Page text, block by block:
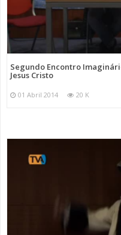
Segundo Encontro
Jesus Cristo
01 Abril 2014 20 K